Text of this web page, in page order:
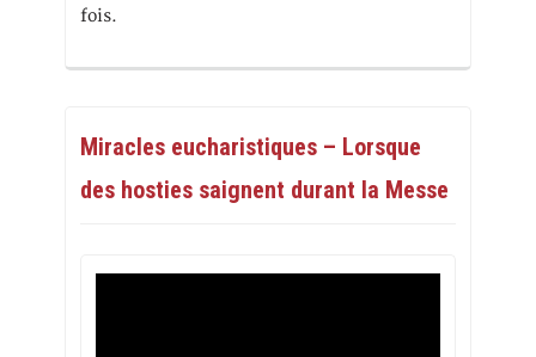
fois.
Miracles eucharistiques – Lorsque
des hosties saignent durant la Messe